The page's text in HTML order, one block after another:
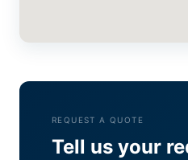
REQUEST A QUOTE
Tell us your